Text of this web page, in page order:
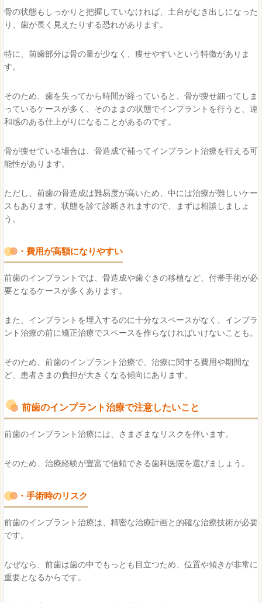
骨の状態もしっかりと把握していなければ、土台がむき出しになった
り、歯が長く見えたりする恐れがあります。
特に、前歯部分は骨の量が少なく、痩せやすいという特徴がありま
す。
そのため、歯を失ってから時間が経っていると、骨が痩せ細ってしま
っているケースが多く、そのままの状態でインプラントを行うと、違
和感のある仕上がりになることがあるのです。
骨が痩せている場合は、骨造成で補ってインプラント治療を行える可
能性があります。
ただし、前歯の骨造成は難易度が高いため、中には治療が難しいケー
スもあります。状態を診て診断されますので、まずは相談しましょ
う。
・費用が高額になりやすい
前歯のインプラントでは、骨造成や歯ぐきの移植など、付帯手術が必
要となるケースが多くあります。
また、インプラントを埋入するのに十分なスペースがなく、インプラ
ント治療の前に矯正治療でスペースを作らなければいけないことも。
そのため、前歯のインプラント治療で、治療に関する費用や期間な
ど、患者さまの負担が大きくなる傾向にあります。
前歯のインプラント治療で注意したいこと
前歯のインプラント治療には、さまざまなリスクを伴います。
そのため、治療経験が豊富で信頼できる歯科医院を選びましょう。
・手術時のリスク
前歯のインプラント治療は、精密な治療計画と的確な治療技術が必要
です。
なぜなら、前歯は歯の中でもっとも目立つため、位置や傾きが非常に
重要となるからです。